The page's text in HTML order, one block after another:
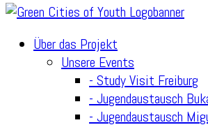
Über das Projekt
Unsere Events
- Study Visit Freiburg
- Jugendaustausch
- Jugendaustausch